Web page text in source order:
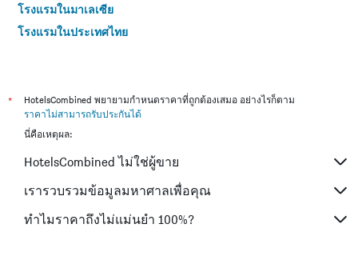
โรงแรมในมาเลเซีย
โรงแรมในประเทศไทย
*
HotelsCombined พยายามกำหนดราคาที่ถูกต้องเสมอ อย่างไรก็ตาม
ราคาไม่สามารถรับประกันได้
นี่คือเหตุผล:
HotelsCombined ไม่ใช่ผู้ขาย
เรารวบรวมข้อมูลมหาศาลเพื่อคุณ
ทำไมราคาถึงไม่แม่นยำ 100%?